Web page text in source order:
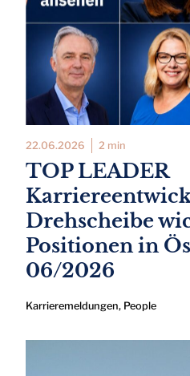
22.06.2026 2 min
TOP LEADER
Drehscheibe
Positionen in
06/2026
Karrieremeldungen, People